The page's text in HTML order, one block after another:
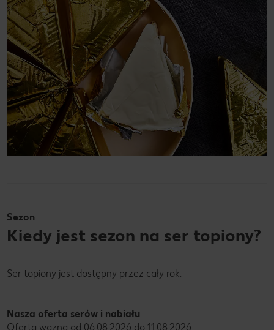
Sezon
Kiedy jest sezon na ser topiony?
Ser topiony jest dostępny przez cały rok.
Nasza oferta serów i nabiału
Oferta ważna od 06.08.2026 do 11.08.2026